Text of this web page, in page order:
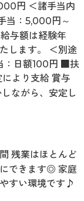
円 ＜諸手当内
当：5,000円～
与額は経験年
します。 ＜別途
：日額100円 ■扶
より支給 賞与
ながら、安定し
残業はほとんど
できます◎ 家庭
すい環境です♪